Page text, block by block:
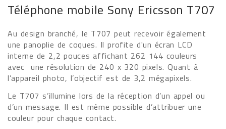
Téléphone mobile Sony Ericsson T707
Au design branché, le T707 peut recevoir également
une panoplie de coques. Il profite d'un écran LCD
interne de 2,2 pouces affichant 262 144 couleurs
avec une résolution de 240 x 320 pixels. Quant à
l’appareil photo, l’objectif est de 3,2 mégapixels.
Le T707 s’illumine lors de la réception d’un appel ou
d’un message. Il est même possible d’attribuer une
couleur pour chaque contact.